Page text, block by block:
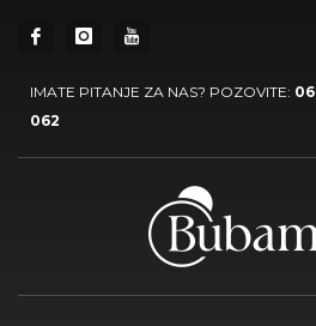
IMATE PITANJE ZA NAS? POZOVITE:
062